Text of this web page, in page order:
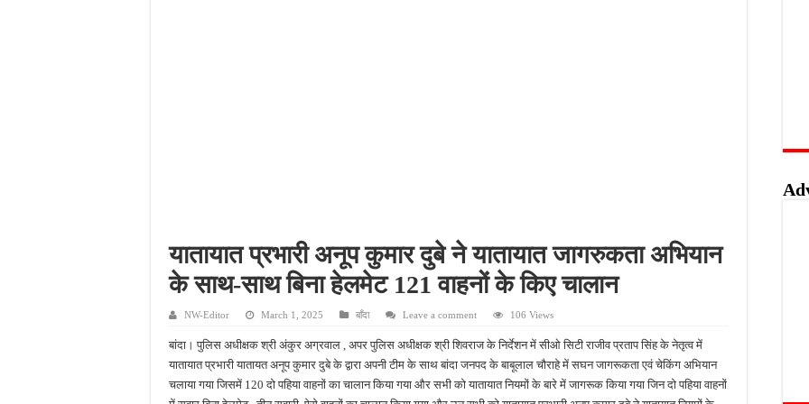
यातायात प्रभारी अनूप कुमार दुबे ने यातायात जागरुकता अभियान
के साथ-साथ बिना हेलमेट 121 वाहनों के किए चालान
NW-Editor March 1, 2025 बाँदा Leave a comment 106 Views
बांदा। पुलिस अधीक्षक श्री अंकुर अग्रवाल , अपर पुलिस अधीक्षक श्री शिवराज के निर्देशन में सीओ सिटी राजीव प्रताप सिंह के नेतृत्व में
यातायात प्रभारी यातायत अनूप कुमार दुबे के द्वारा अपनी टीम के साथ बांदा जनपद के बाबूलाल चौराहे में सघन जागरूकता एवं चेकिंग अभियान
चलाया गया जिसमें 120 दो पहिया वाहनों का चालान किया गया और सभी को यातायात नियमों के बारे में जागरूक किया गया जिन दो पहिया वाहनों